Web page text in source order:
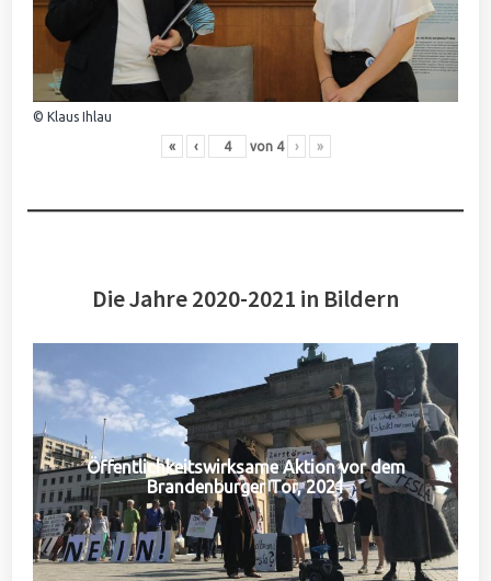
© Klaus Ihlau
« ‹ von 4 › »
Die Jahre 2020-2021 in Bildern
Öffentlichkeitswirksame Aktion vor dem
Brandenburger Tor, 2021